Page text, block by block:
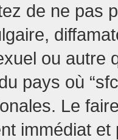
de ne pas
ou autre
pays où
Le
immédiat